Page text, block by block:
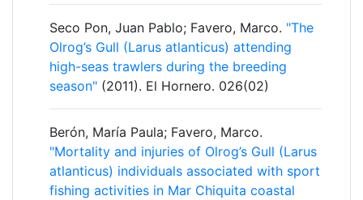
Seco Pon, Juan Pablo; Favero, Marco. "The
Olrog’s Gull (Larus atlanticus) attending
high-seas trawlers during the breeding
season" (2011). El Hornero. 026(02)
Berón, María Paula; Favero, Marco.
"Mortality and injuries of Olrog’s Gull (Larus
atlanticus) individuals associated with sport
fishing activities in Mar Chiquita coastal